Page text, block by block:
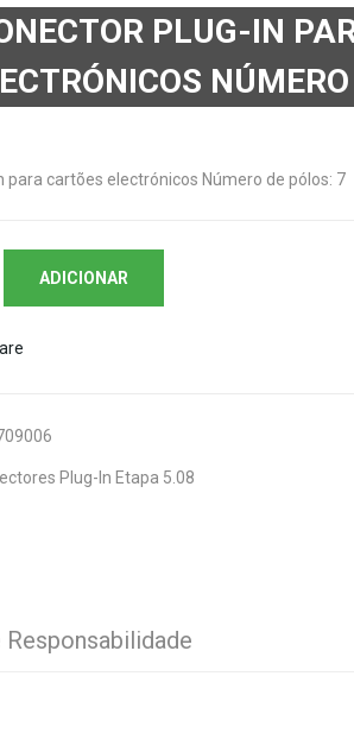
PLUG-IN
para cartões electrónicos Número de pólos: 7
ADICIONAR
Plug-In Etapa 5.08
Responsabilidade